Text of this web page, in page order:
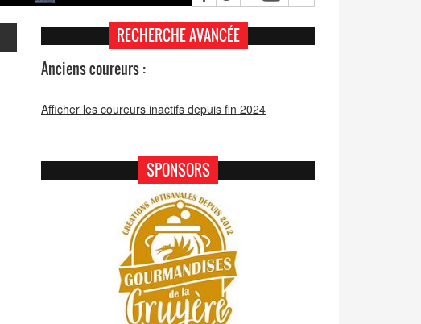
RECHERCHE AVANCÉE
Anciens coureurs :
Afficher les coureurs inactifs depuis fin 2024
SPONSORS